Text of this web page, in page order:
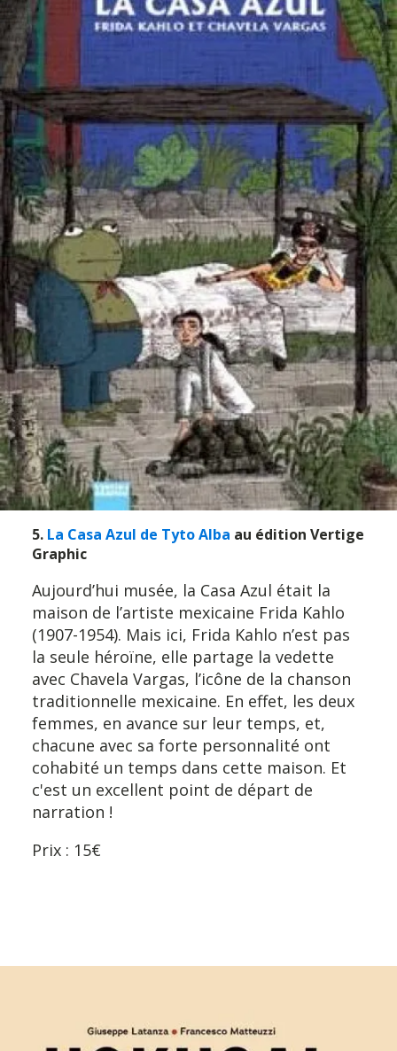
5. La Casa Azul de Tyto Alba au édition Vertige
Graphic
Aujourd’hui musée, la Casa Azul était la
maison de l’artiste mexicaine Frida Kahlo
(1907-1954). Mais ici, Frida Kahlo n’est pas
la seule héroïne, elle partage la vedette
avec Chavela Vargas, l’icône de la chanson
traditionnelle mexicaine. En effet, les deux
femmes, en avance sur leur temps, et,
chacune avec sa forte personnalité ont
cohabité un temps dans cette maison. Et
c'est un excellent point de départ de
narration !
Prix : 15€